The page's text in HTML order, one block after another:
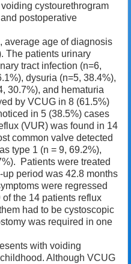
cystourethrogram
postoperative
average age of diagnosis
The patients urinary
tract infection (n=6,
dysuria (n=5, 38.4%),
30.7%), and hematuria
by VCUG in 8 (61.5%)
in 5 (38.5%) cases
(VUR) was found in 14
common valve detected
type 1 (n = 9, 69.2%),
Patients were treated
period was 42.8 months
were regressed
the 14 patients reflux
had to be cystoscopic
was required in one
with voiding
Although VCUG